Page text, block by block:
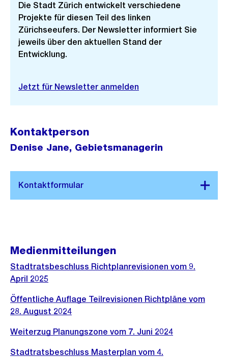
Die Stadt Zürich entwickelt verschiedene
Projekte für diesen Teil des linken
Zürichseeufers. Der Newsletter informiert Sie
jeweils über den aktuellen Stand der
Entwicklung.
Jetzt für Newsletter anmelden
Kontaktperson
Denise Jane, Gebietsmanagerin
Medienmitteilungen
Stadtratsbeschluss Richtplanrevisionen vom 9.
April 2025
Öffentliche Auflage Teilrevisionen Richtpläne vom
28. August 2024
Weiterzug Planungszone vom 7. Juni 2024
Stadtratsbeschluss Masterplan vom 4.